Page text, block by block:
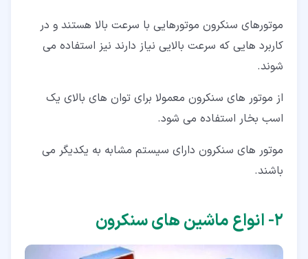
موتورهای سنکرون موتورهایی با سرعت بالا هستند و در
کاربرد هایی که سرعت بالایی نیاز دارند نیز استفاده می
شوند.
از موتور های سنکرون معمولا برای توان های بالای یک
اسب بخار استفاده می شود.
موتور های سنکرون دارای سیستم مشابه به یکدیگر می
باشند.
۲‏- انواع ماشین های سنکرون